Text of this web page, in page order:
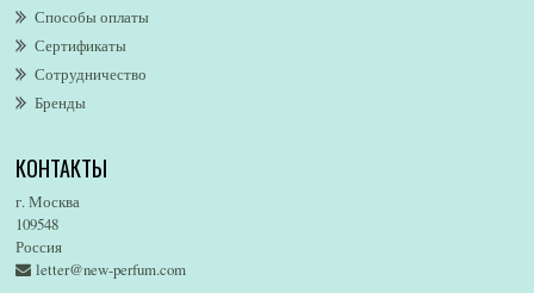
Altaia
Alvarez Gomez
Alviero Martini
Alyson Oldoini
American Eagle
Amore Segreto
Amorino
Amouage
Способы оплаты
Сертификаты
Сотрудничество
Бренды
КОНТАКТЫ
г. Москва
109548
Россия
letter@new-perfum.com